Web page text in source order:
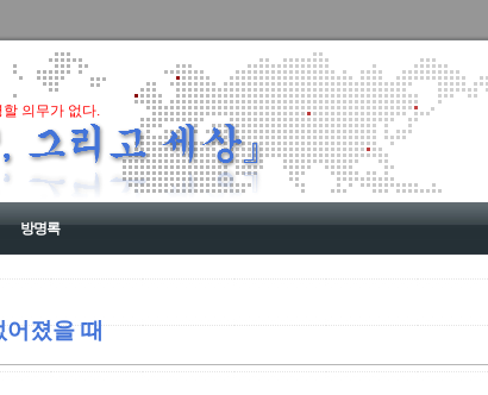
의무가 없다.
방명록
어졌을 때